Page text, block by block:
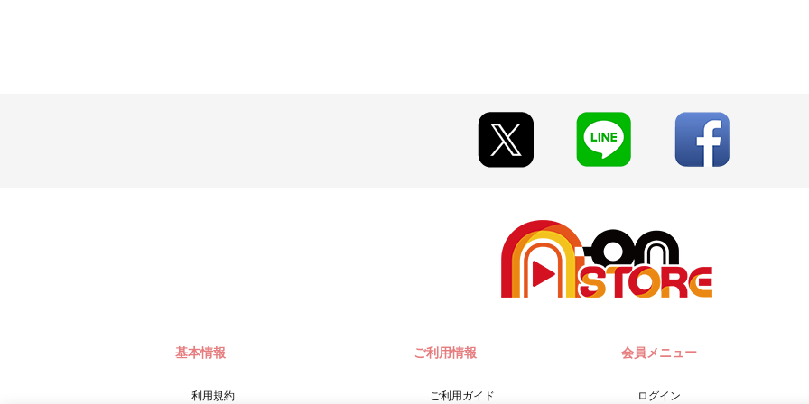
基本情報
利用規約
ご利用情報
ご利用ガイド
会員メニュー
ログイン